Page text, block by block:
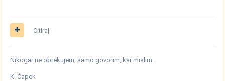
Citiraj
Nikogar ne obrekujem, samo govorim, kar mislim.
K. Čapek